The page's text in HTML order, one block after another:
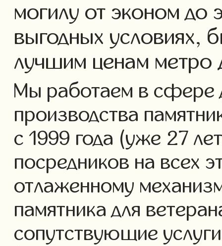
могилу от эконом до
выгодных условиях,
лучшим ценам метро
Мы работаем в сфере
производства
с 1999 года (уже 27
посредников на всех
отлаженному
памятника для
сопутствующие